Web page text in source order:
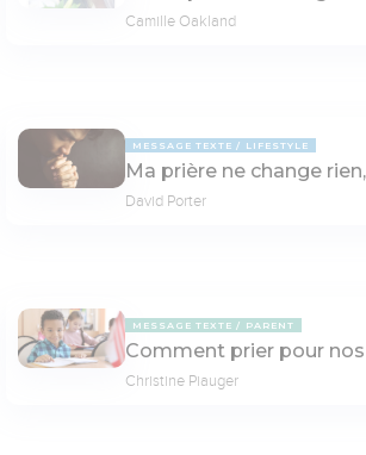
Camille Oakland
MESSAGE TEXTE LIFESTYLE
Ma prière ne change
David Porter
MESSAGE TEXTE PARENT
Comment prier pour
Christine Piauger